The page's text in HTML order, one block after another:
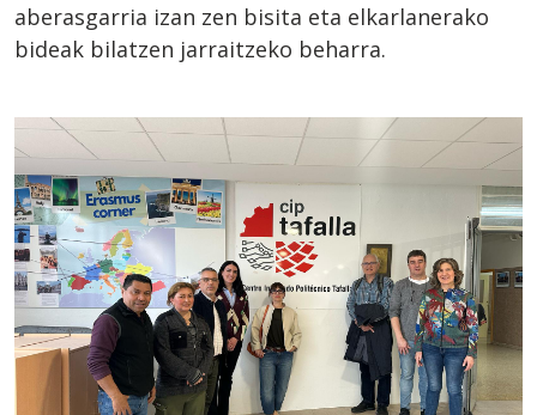
aberasgarria izan zen bisita eta elkarlanerako
bideak bilatzen jarraitzeko beharra.